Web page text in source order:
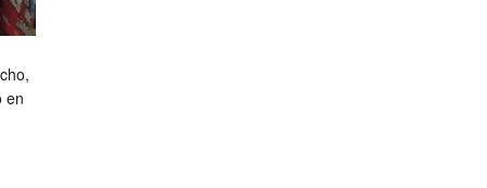
en